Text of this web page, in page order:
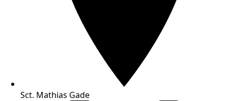
Sct. Mathias Gade